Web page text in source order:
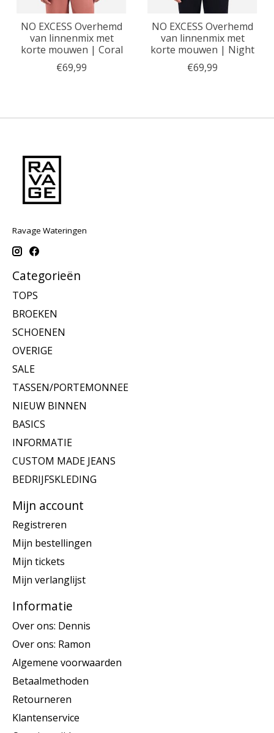
NO EXCESS Overhemd
van linnenmix met
korte mouwen | Coral
€69,99
NO EXCESS Overhemd
van linnenmix met
korte mouwen | Night
€69,99
Ravage Wateringen
Categorieën
TOPS
BROEKEN
SCHOENEN
OVERIGE
SALE
TASSEN/PORTEMONNEE
NIEUW BINNEN
BASICS
INFORMATIE
CUSTOM MADE JEANS
BEDRIJFSKLEDING
Mijn account
Registreren
Mijn bestellingen
Mijn tickets
Mijn verlanglijst
Informatie
Over ons: Dennis
Over ons: Ramon
Algemene voorwaarden
Betaalmethoden
Retourneren
Klantenservice